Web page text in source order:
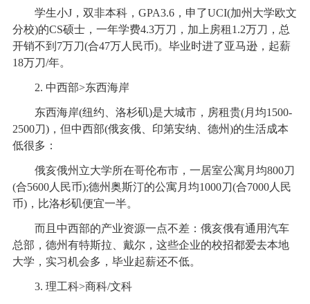
学生小J，双非本科，GPA3.6，申了UCI(加州大学欧文
分校)的CS硕士，一年学费4.3万刀，加上房租1.2万刀，总
开销不到7万刀(合47万人民币)。毕业时进了亚马逊，起薪
18万刀/年。
2. 中西部>东西海岸
东西海岸(纽约、洛杉矶)是大城市，房租贵(月均1500-
2500刀)，但中西部(俄亥俄、印第安纳、德州)的生活成本
低很多：
俄亥俄州立大学所在哥伦布市，一居室公寓月均800刀
(合5600人民币);德州奥斯汀的公寓月均1000刀(合7000人民
币)，比洛杉矶便宜一半。
而且中西部的产业资源一点不差：俄亥俄有通用汽车
总部，德州有特斯拉、戴尔，这些企业的校招都爱去本地
大学，实习机会多，毕业起薪还不低。
3. 理工科>商科/文科